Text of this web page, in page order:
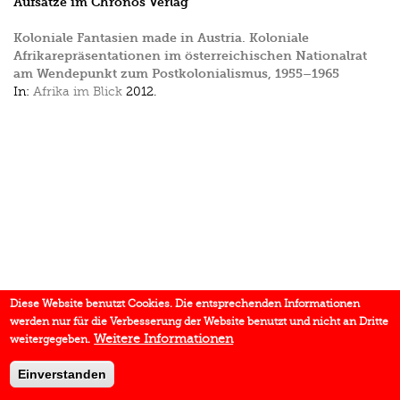
Koloniale Fantasien made in Austria. Koloniale
Afrikarepräsentationen im österreichischen Nationalrat
am Wendepunkt zum Postkolonialismus, 1955–1965
In: Afrika im Blick 2012.
Diese Website benutzt Cookies. Die entsprechenden Informationen
werden nur für die Verbesserung der Website benutzt und nicht an Dritte
weitergegeben. Weitere Informationen
Einverstanden